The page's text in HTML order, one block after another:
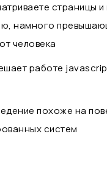
страницы и
намного
человека
работе
похоже на
систем